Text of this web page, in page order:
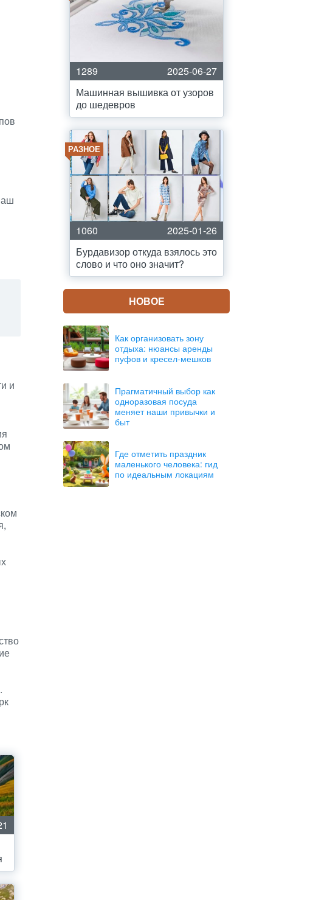
и
1289
2025-06-27
Машинная вышивка от узоров
до шедевров
РАЗНОЕ
1060
2025-01-26
Бурдавизор откуда взялось это
слово и что оно значит?
НОВОЕ
Как организовать зону
отдыха: нюансы аренды
пуфов и кресел-мешков
Прагматичный выбор как
одноразовая посуда
меняет наши привычки и
быт
Где отметить праздник
маленького человека: гид
по идеальным локациям